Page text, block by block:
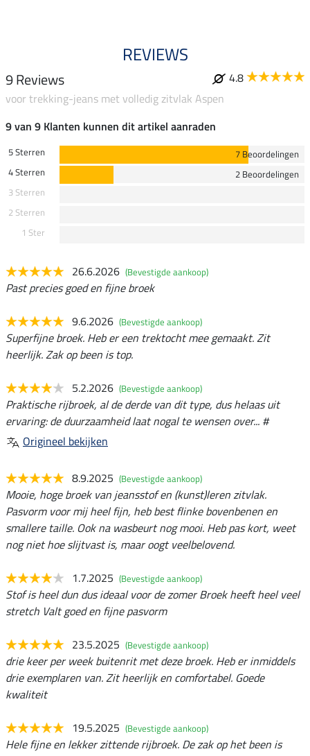
REVIEWS
9 Reviews
4.8
voor trekking-jeans met volledig zitvlak Aspen
9 van 9 Klanten kunnen dit artikel aanraden
5 Sterren
7 Beoordelingen
4 Sterren
2 Beoordelingen
3 Sterren
2 Sterren
1 Ster
26.6.2026 (Bevestigde aankoop)
Past precies goed en fijne broek
9.6.2026 (Bevestigde aankoop)
Superfijne broek. Heb er een trektocht mee gemaakt. Zit
heerlijk. Zak op been is top.
5.2.2026 (Bevestigde aankoop)
Praktische rijbroek, al de derde van dit type, dus helaas uit
ervaring: de duurzaamheid laat nogal te wensen over... #
Origineel bekijken
8.9.2025 (Bevestigde aankoop)
Mooie, hoge broek van jeansstof en (kunst)leren zitvlak.
Pasvorm voor mij heel fijn, heb best flinke bovenbenen en
smallere taille. Ook na wasbeurt nog mooi. Heb pas kort, weet
nog niet hoe slijtvast is, maar oogt veelbelovend.
1.7.2025 (Bevestigde aankoop)
Stof is heel dun dus ideaal voor de zomer Broek heeft heel veel
stretch Valt goed en fijne pasvorm
23.5.2025 (Bevestigde aankoop)
drie keer per week buitenrit met deze broek. Heb er inmiddels
drie exemplaren van. Zit heerlijk en comfortabel. Goede
kwaliteit
19.5.2025 (Bevestigde aankoop)
Hele fijne en lekker zittende rijbroek. De zak op het been is